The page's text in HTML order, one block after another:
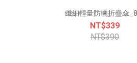
纖細輕量防曬折疊傘
NT$339
NT$390